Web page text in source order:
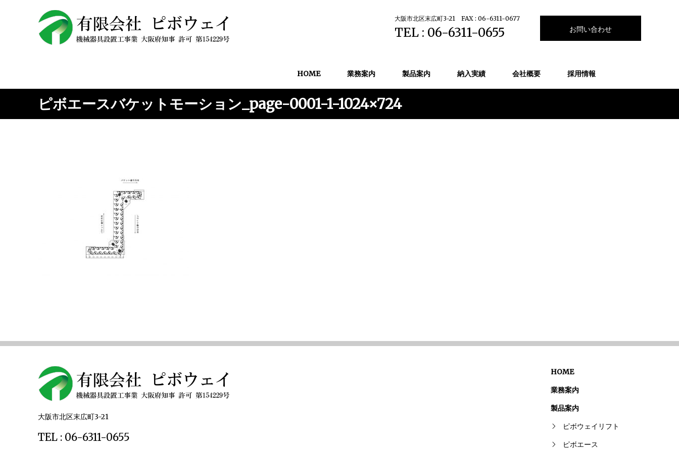
大阪市北区末広町3-21 FAX : 06-6311-0677
TEL : 06-6311-0655 お問い合わせ
HOME 業務案内 製品案内 納入実績 会社概要 採用情報
ピボエースバケットモーション_page-0001-1-1024×724
大阪市北区末広町3-21
TEL : 06-6311-0655
HOME
業務案内
製品案内
ピボウェイリフト
ピボエース